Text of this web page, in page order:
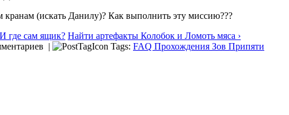
(искать Данилу)? Как выполнить эту миссию???
где сам ящик? Найти артефакты Колобок и Ломоть мяса ›
| Tags: FAQ Прохождения Зов Припяти